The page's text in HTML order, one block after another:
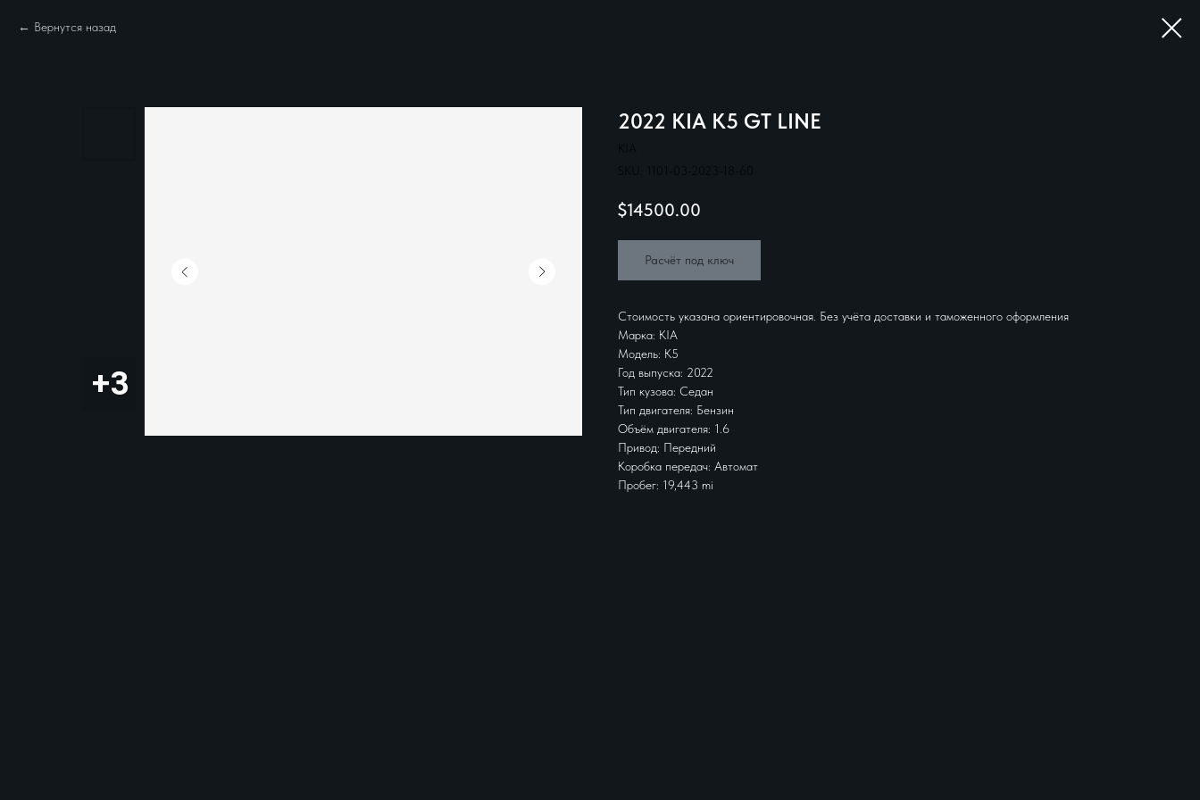
Вернутся назад
2022 KIA K5 GT LINE
KIA
SKU:
1101-03-2023-18-60
$14500.00
Расчёт под ключ
Стоимость указана ориентировочная. Без учёта доставки и таможенного оформления
Марка: KIA
Модель: K5
Год выпуска: 2022
Тип кузова: Седан
Тип двигателя: Бензин
Объём двигателя: 1.6
Привод: Передний
Коробка передач: Автомат
Пробег: 19,443 mi